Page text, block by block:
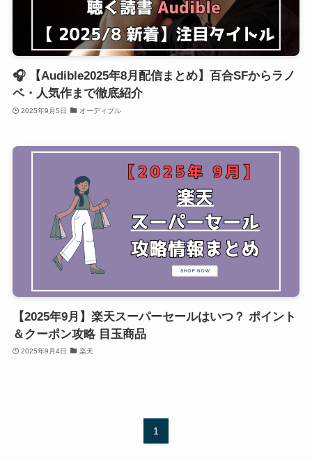
🎧 【Audible2025年8月配信まとめ】百合SFからラノ
ベ・人気作まで徹底紹介
2025年9月5日 オーディブル
【2025年9月】楽天スーパーセールはいつ？ ポイント
＆クーポン攻略 目玉商品
2025年9月4日 楽天
1